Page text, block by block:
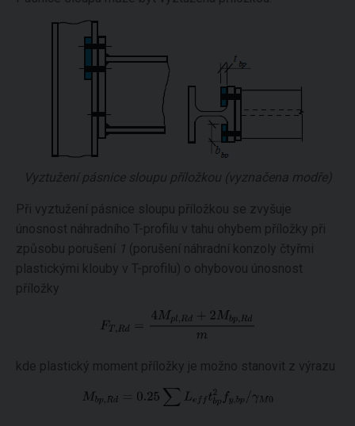
Vyztužení pásnice sloupu příložkou (vyznačena modře)
Při vyztužení pásnice sloupu příložkou se zvyšuje
únosnost náhradního T-profilu v tahu ohybem příložky při
způsobu porušení 1 (porušení náhradní konzoly čtyřmi
plastickými klouby v T-profilu) o ohybovou únosnost
příložky
kde plastický moment příložky je možno stanovit z výrazu